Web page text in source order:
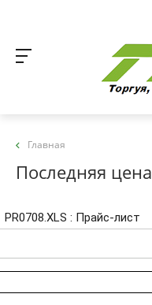
Главная
Последняя цена